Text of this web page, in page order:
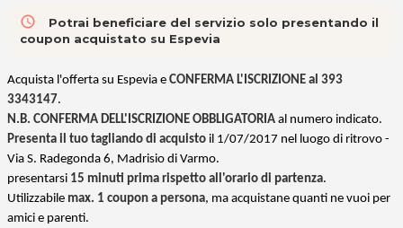
access_time
Potrai beneficiare del servizio solo presentando il
coupon acquistato su Espevia
Acquista l'offerta su Espevia e CONFERMA L'ISCRIZIONE al 393
3343147.
N.B. CONFERMA DELL'ISCRIZIONE OBBLIGATORIA al numero indicato.
Presenta il tuo tagliando di acquisto il 1/07/2017 nel luogo di ritrovo -
Via S. Radegonda 6, Madrisio di Varmo.
presentarsi 15 minuti prima rispetto all'orario di partenza.
Utilizzabile max. 1 coupon a persona, ma acquistane quanti ne vuoi per
amici e parenti.